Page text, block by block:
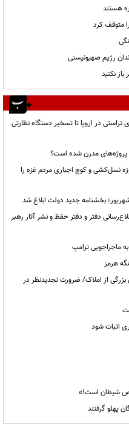
هستند
متوقف کرد
رژیم صهیونیستی
نکنید
در اروپا تا تسخیر دستگاه نظارتی
پروژه‌های مدرن شده است؟
نسل‌کشی و کوچ اجباری مردم غزه را
بخشنامه جدید دولت ابلاغ شد
دفتر و دفتر حفظ و نشر آثار رهبر
ماجراجویی ترامپ
هرمز
از املاک/ ضرورت تجدیدنظر در
اثبات شود
شیطان است!»